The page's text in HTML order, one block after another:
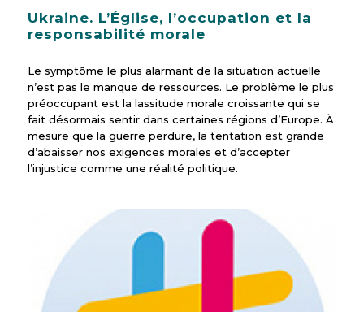
Ukraine. L’Église, l’occupation et la
responsabilité morale
Le symptôme le plus alarmant de la situation actuelle
n’est pas le manque de ressources. Le problème le plus
préoccupant est la lassitude morale croissante qui se
fait désormais sentir dans certaines régions d’Europe. À
mesure que la guerre perdure, la tentation est grande
d’abaisser nos exigences morales et d’accepter
l’injustice comme une réalité politique.